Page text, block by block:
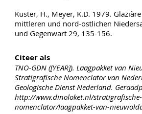
Kuster, H., Meyer, K.D. 1979.
mittleren und nord-ostlichen
und Gegenwart 29, 135-156.
Citeer als
TNO-GDN ([YEAR]). Laagpakket van
Stratigrafische Nomenclator van
Geologische Dienst Nederland.
http://www.dinoloket.nl/stratigrafische-
nomenclator/laagpakket-van-